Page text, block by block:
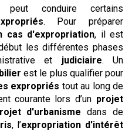
peut conduire certains
. Pour préparer
cas d'expropriation, il est
les différentes phases
et judiciaire. Un
est le plus qualifier pour
expropriés tout au long de
courante lors d’un projet
d'urbanisme dans de
, l’expropriation d'intérêt